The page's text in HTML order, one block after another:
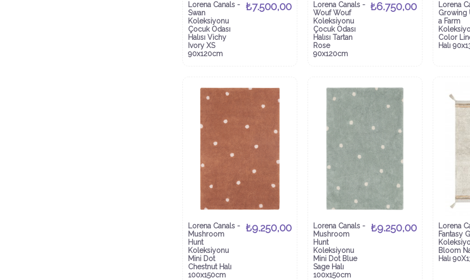
Lorena Canals -
Swan
Koleksiyonu
Çocuk Odası
Halısı Vichy
Ivory XS
90x120cm
₺7.500,00
Lorena Canals -
Wouf Wouf
Koleksiyonu
Çocuk Odası
Halısı Tartan
Rose
90x120cm
₺6.750,00
Lorena
Growing
a Farm
Color
Halı
Lorena Canals -
Mushroom
Hunt
Koleksiyonu
Mini Dot
Chestnut Halı
100x150cm
₺9.250,00
Lorena Canals -
Mushroom
Hunt
Koleksiyonu
Mini Dot Blue
Sage Halı
100x150cm
₺9.250,00
Lorena
Fantasy
Bloom
Halı